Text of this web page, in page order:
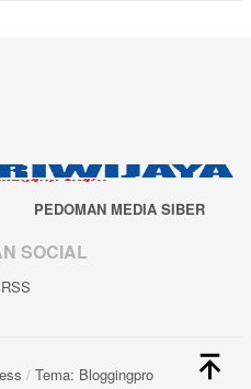
PEDOMAN MEDIA SIBER
SOCIAL
RSS
/ Tema: Bloggingpro